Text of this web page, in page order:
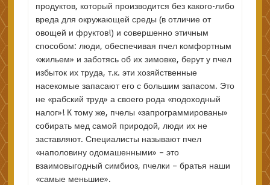
продуктов, который производится без какого-либо
вреда для окружающей среды (в отличие от
овощей и фруктов!) и совершенно этичным
способом: люди, обеспечивая пчел комфортным
«жильем» и заботясь об их зимовке, берут у пчел
избыток их труда, т.к. эти хозяйственные
насекомые запасают его с большим запасом. Это
не «рабский труд» а своего рода «подоходный
налог»! К тому же, пчелы «запрограммированы»
собирать мед самой природой, люди их не
заставляют. Специалисты называют пчел
«наполовину одомашенными» – это
взаимовыгодный симбиоз, пчелки – братья наши
«самые меньшие».